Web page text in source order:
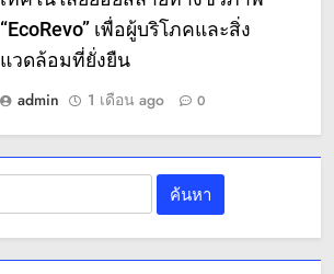
“EcoRevo” เพื่อผู้บริโภคและสิ่ง
แวดล้อมที่ยั่งยืน
admin
1 เดือน ago 0